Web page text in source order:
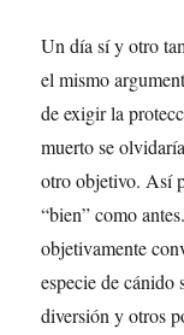
Un día sí y otro
el mismo
de exigir la
muerto se
otro objetivo. Así
“bien” como
objetivamente
especie de cánido
diversión y otros